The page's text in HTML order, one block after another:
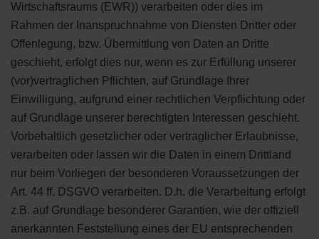
Wirtschaftsraums (EWR)) verarbeiten oder dies im
Rahmen der Inanspruchnahme von Diensten Dritter oder
Offenlegung, bzw. Übermittlung von Daten an Dritte
geschieht, erfolgt dies nur, wenn es zur Erfüllung unserer
(vor)vertraglichen Pflichten, auf Grundlage Ihrer
Einwilligung, aufgrund einer rechtlichen Verpflichtung oder
auf Grundlage unserer berechtigten Interessen geschieht.
Vorbehaltlich gesetzlicher oder vertraglicher Erlaubnisse,
verarbeiten oder lassen wir die Daten in einem Drittland
nur beim Vorliegen der besonderen Voraussetzungen der
Art. 44 ff. DSGVO verarbeiten. D.h. die Verarbeitung erfolgt
z.B. auf Grundlage besonderer Garantien, wie der offiziell
anerkannten Feststellung eines der EU entsprechenden